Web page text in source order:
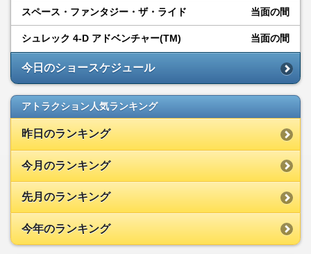
スペース・ファンタジー・ザ・ライド 当面の間
シュレック 4-D アドベンチャー(TM) 当面の間
今日のショースケジュール
アトラクション人気ランキング
昨日のランキング
今月のランキング
先月のランキング
今年のランキング